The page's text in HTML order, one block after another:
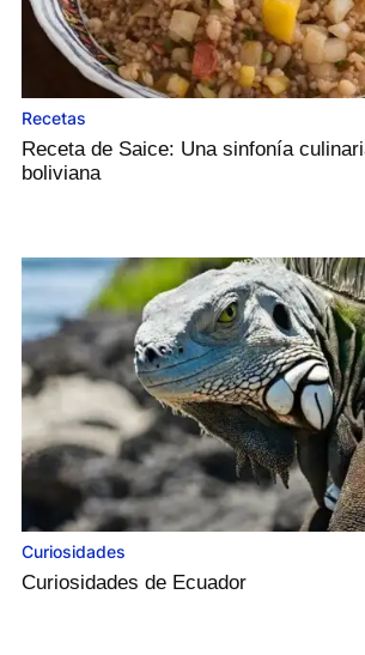
Recetas
Receta de Saice: Una sinfonía
boliviana
Curiosidades
Curiosidades de Ecuador